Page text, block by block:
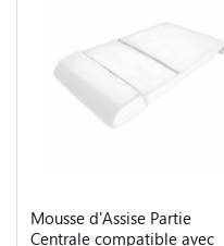
Mousse d'Assise Partie
Centrale compatible avec